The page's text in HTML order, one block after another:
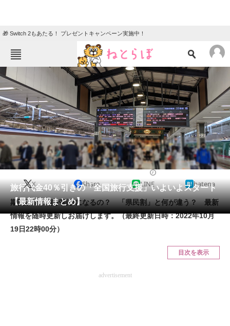
🎁 Switch 2もあたる！ プレゼントキャンペーン実施中！
ねとらぼメニュー
TOP ニュース
エンタメ クイズ
グルメ 地域
住まい 教育・育児
動物 リサーチ
会員記事
メディア
注目記事を集めた総合ページ
スマホと通信の最新トレンド
旅行代金40％引きの「全国旅行支援」いよいよスタート
【最新情報まとめ】
X Share LINE hatena
期間は？ 何が割引になるの？ 「県民割」と何が違う？ 最新
情報を随時更新しお届けします。（最終更新日時：2022年10月
19日22時00分）
目次を表示
advertisement